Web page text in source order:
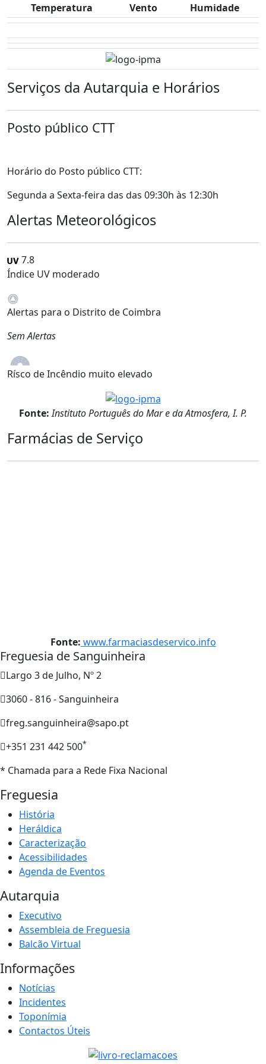
Temperatura Vento Humidade
Serviços da Autarquia e Horários
Posto público CTT
Horário do Posto público CTT:
Segunda a Sexta-feira das das 09:30h às 12:30h
Alertas Meteorológicos
7.8
Índice UV moderado
Alertas para o Distrito de Coimbra
Sem Alertas
Rísco de Incêndio muito elevado
Fonte: Instituto Português do Mar e da Atmosfera, I. P.
Farmácias de Serviço
Fonte: www.farmaciasdeservico.info
Freguesia de Sanguinheira
Largo 3 de Julho, Nº 2
3060 - 816 - Sanguinheira
freg.sanguinheira@sapo.pt
+351 231 442 500*
* Chamada para a Rede Fixa Nacional
Freguesia
História
Heráldica
Caracterização
Acessibilidades
Agenda de Eventos
Autarquia
Executivo
Assembleia de Freguesia
Balcão Virtual
Informações
Notícias
Incidentes
Toponímia
Contactos Úteis